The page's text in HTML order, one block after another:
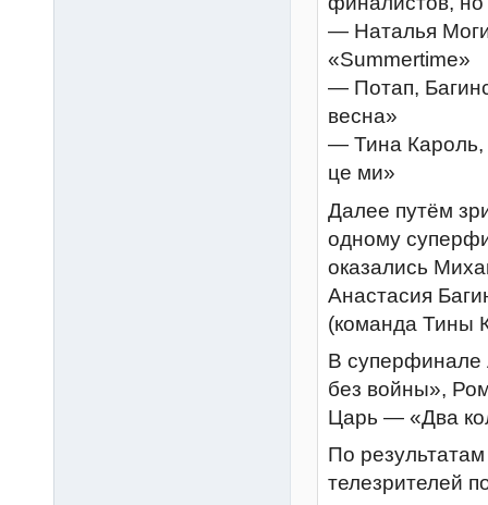
— Наталья
«Summertime»
— Потап,
весна»
— Тина Кароль,
це ми»
Далее путём
одному
оказались
Анастасия
(команда Тины
В суперфинале
без войны»,
Царь — «Два
По
телезрителей